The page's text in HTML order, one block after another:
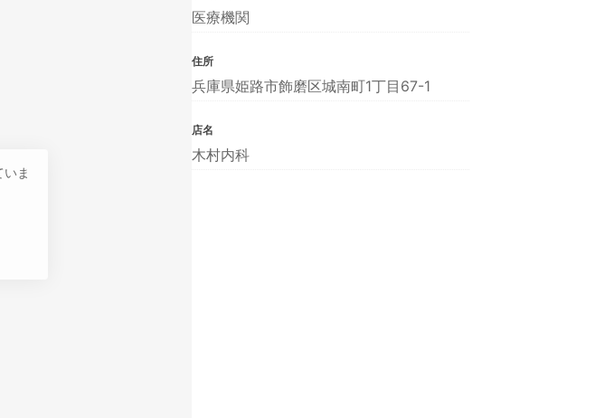
ま
医療機関
住所
兵庫県姫路市飾磨区城南町1丁目67-1
店名
木村内科